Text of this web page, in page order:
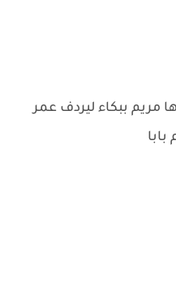
مريم ببكاء ليردف عمر